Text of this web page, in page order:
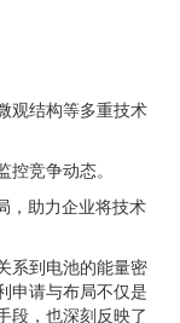
观结构等多重技术
竞争动态。
，助力企业将技术
系到电池的能量密
申请与布局不仅是
段，也深刻反映了